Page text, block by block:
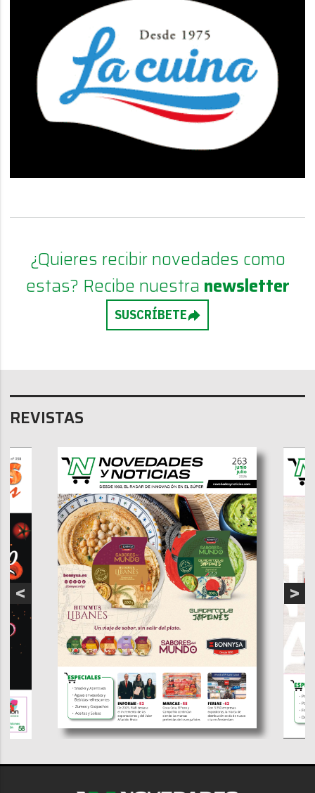
¿Quieres recibir novedades como
estas? Recibe nuestra newsletter
SUSCRÍBETE
REVISTAS